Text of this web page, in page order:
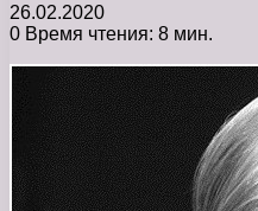
26.02.2020
0 Время чтения: 8 мин.